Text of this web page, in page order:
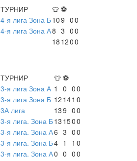
ТУРНИР 👕 ⚽
4-я лига Зона Б109 00
4-я лига Зона А8 3 00
18 1200
ТУРНИР 👕 ⚽
3-я лига Зона А 1 0 00
3-я лига Зона Б 12 141 0
3А лига 139 00
3-я лига. Зона Б13 1500
3-я лига. Зона А6 3 00
3-я лига. Зона Б4 1 1 0
3-я лига. Зона А0 0 00